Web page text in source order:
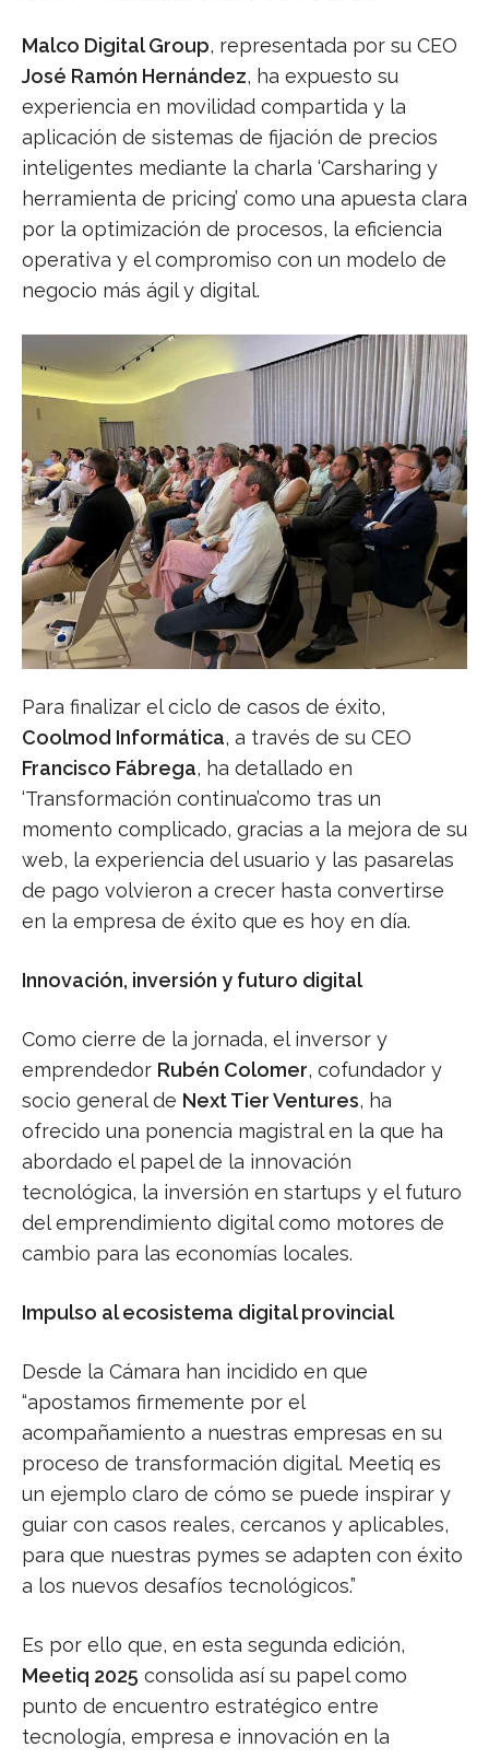
Malco Digital Group, representada por su CEO
José Ramón Hernández, ha expuesto su
experiencia en movilidad compartida y la
aplicación de sistemas de fijación de precios
inteligentes mediante la charla ‘Carsharing y
herramienta de pricing’ como una apuesta clara
por la optimización de procesos, la eficiencia
operativa y el compromiso con un modelo de
negocio más ágil y digital.
Para finalizar el ciclo de casos de éxito,
Coolmod Informática, a través de su CEO
Francisco Fábrega, ha detallado en
‘Transformación continua’como tras un
momento complicado, gracias a la mejora de su
web, la experiencia del usuario y las pasarelas
de pago volvieron a crecer hasta convertirse
en la empresa de éxito que es hoy en día.
Innovación, inversión y futuro digital
Como cierre de la jornada, el inversor y
emprendedor Rubén Colomer, cofundador y
socio general de Next Tier Ventures, ha
ofrecido una ponencia magistral en la que ha
abordado el papel de la innovación
tecnológica, la inversión en startups y el futuro
del emprendimiento digital como motores de
cambio para las economías locales.
Impulso al ecosistema digital provincial
Desde la Cámara han incidido en que
“apostamos firmemente por el
acompañamiento a nuestras empresas en su
proceso de transformación digital. Meetiq es
un ejemplo claro de cómo se puede inspirar y
guiar con casos reales, cercanos y aplicables,
para que nuestras pymes se adapten con éxito
a los nuevos desafíos tecnológicos.”
Es por ello que, en esta segunda edición,
Meetiq 2025 consolida así su papel como
punto de encuentro estratégico entre
tecnología, empresa e innovación en la